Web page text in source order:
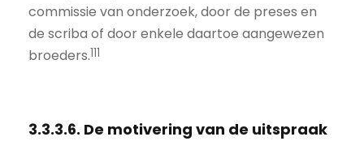
commissie van onderzoek, door de preses en
de scriba of door enkele daartoe aangewezen
broeders.111
3.3.3.6. De motivering van de uitspraak